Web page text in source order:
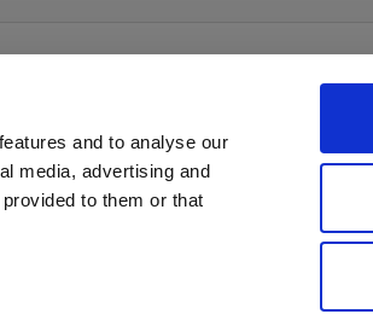
and to analyse our
media, advertising and
to them or that
your order